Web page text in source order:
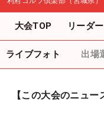
大会TOP リーダ
ライブフォト 出場
【この大会のニュー